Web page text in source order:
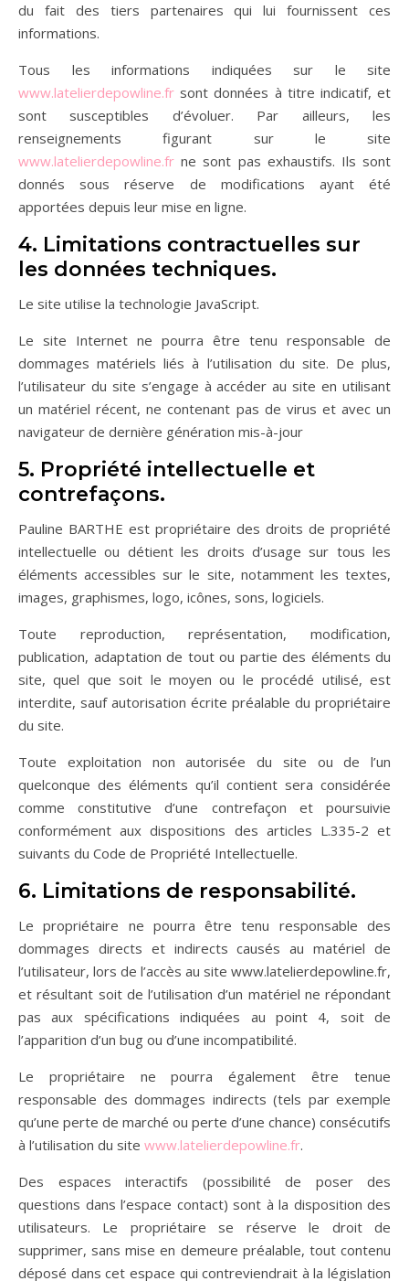
du fait des tiers partenaires qui lui fournissent ces
informations.
Tous les informations indiquées sur le site
www.latelierdepowline.fr sont données à titre indicatif, et
sont susceptibles d’évoluer. Par ailleurs, les
renseignements figurant sur le site
www.latelierdepowline.fr ne sont pas exhaustifs. Ils sont
donnés sous réserve de modifications ayant été
apportées depuis leur mise en ligne.
4. Limitations contractuelles sur
les données techniques.
Le site utilise la technologie JavaScript.
Le site Internet ne pourra être tenu responsable de
dommages matériels liés à l’utilisation du site. De plus,
l’utilisateur du site s’engage à accéder au site en utilisant
un matériel récent, ne contenant pas de virus et avec un
navigateur de dernière génération mis-à-jour
5. Propriété intellectuelle et
contrefaçons.
Pauline BARTHE est propriétaire des droits de propriété
intellectuelle ou détient les droits d’usage sur tous les
éléments accessibles sur le site, notamment les textes,
images, graphismes, logo, icônes, sons, logiciels.
Toute reproduction, représentation, modification,
publication, adaptation de tout ou partie des éléments du
site, quel que soit le moyen ou le procédé utilisé, est
interdite, sauf autorisation écrite préalable du propriétaire
du site.
Toute exploitation non autorisée du site ou de l’un
quelconque des éléments qu’il contient sera considérée
comme constitutive d’une contrefaçon et poursuivie
conformément aux dispositions des articles L.335-2 et
suivants du Code de Propriété Intellectuelle.
6. Limitations de responsabilité.
Le propriétaire ne pourra être tenu responsable des
dommages directs et indirects causés au matériel de
l’utilisateur, lors de l’accès au site www.latelierdepowline.fr,
et résultant soit de l’utilisation d’un matériel ne répondant
pas aux spécifications indiquées au point 4, soit de
l’apparition d’un bug ou d’une incompatibilité.
Le propriétaire ne pourra également être tenue
responsable des dommages indirects (tels par exemple
qu’une perte de marché ou perte d’une chance) consécutifs
à l’utilisation du site www.latelierdepowline.fr.
Des espaces interactifs (possibilité de poser des
questions dans l’espace contact) sont à la disposition des
utilisateurs. Le propriétaire se réserve le droit de
supprimer, sans mise en demeure préalable, tout contenu
déposé dans cet espace qui contreviendrait à la législation